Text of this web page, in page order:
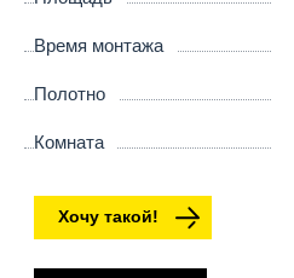
Время монтажа
Полотно
Комната
Хочу такой!